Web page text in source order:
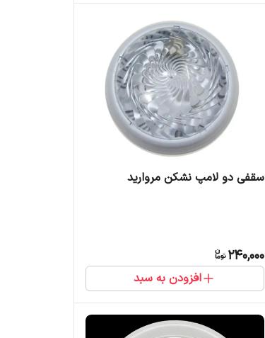
سقفی دو لامپ نشکن مروارید
240,000
افزودن به سبد